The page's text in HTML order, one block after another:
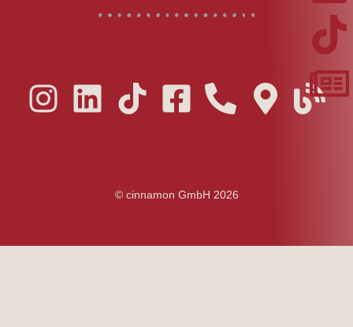
© cinnamon GmbH 2026